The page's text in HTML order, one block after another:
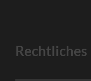
Rechtliches